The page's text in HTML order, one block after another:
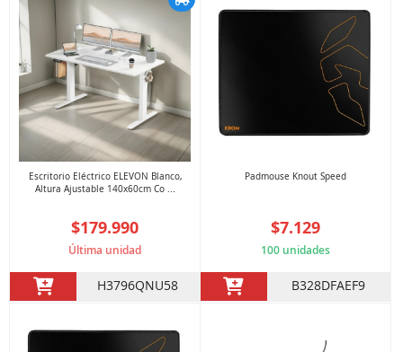
Escritorio Eléctrico ELEVON Blanco,
Altura Ajustable 140x60cm Co ...
$179.990
Última unidad
H3796QNU58
Padmouse Knout Speed
$7.129
100 unidades
B328DFAEF9